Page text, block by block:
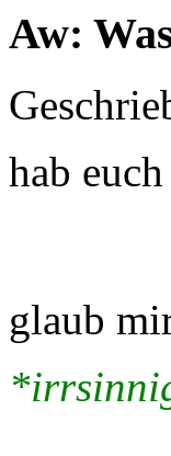
Aw:
hab
glaub